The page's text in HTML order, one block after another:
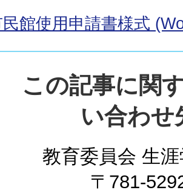
館使用申請書様式
この記事に関
い合わせ
教育委員会 生
〒781-